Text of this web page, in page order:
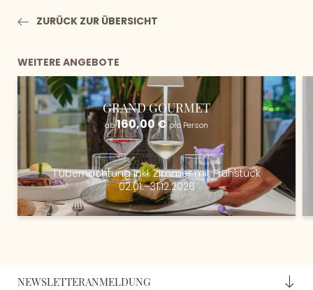
ZURÜCK ZUR ÜBERSICHT
WEITERE ANGEBOTE
GRAND GOURMET
ab160,00 €pro Person
1 Übernachtunginkl.Zimmer mit Frühstück
02.01.–31.12.2026
NEWSLETTERANMELDUNG